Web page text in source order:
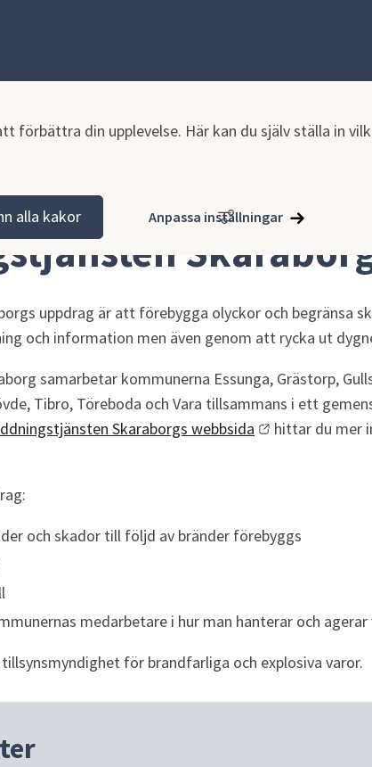
förbättra din upplevelse. Här kan du själv ställa in
alla kakor Anpassa inställningar
Räddningstjänsten Skaraborg
uppdrag är att förebygga olyckor och begränsa
och information men även genom att rycka ut
samarbetar kommunerna Essunga, Grästorp,
Tibro, Töreboda och Vara tillsammans i ett
Skaraborgs webbsida
hittar du mer
och skador till följd av bränder förebyggs
medarbetare i hur man hanterar och agerar
för brandfarliga och explosiva varor.